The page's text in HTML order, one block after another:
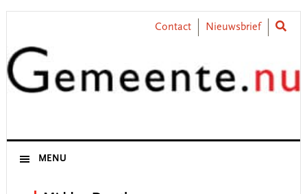
Skip
primary
navigation
Skip
content
Skip
primary
sidebar
Skip
footer
Contact Nieuwsbrief
MENU